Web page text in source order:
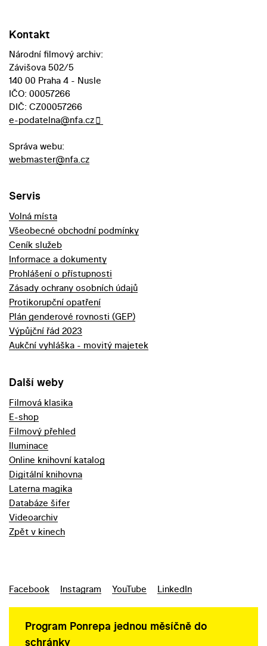
Kontakt
Národní filmový archiv:
Závišova 502/5
140 00 Praha 4 - Nusle
IČO: 00057266
DIČ: CZ00057266
e-podatelna@nfa.cz
Správa webu:
webmaster@nfa.cz
Servis
Volná místa
Všeobecné obchodní podmínky
Ceník služeb
Informace a dokumenty
Prohlášení o přístupnosti
Zásady ochrany osobních údajů
Protikorupční opatření
Plán genderové rovnosti (GEP)
Výpůjční řád 2023
Aukční vyhláška - movitý majetek
Další weby
Filmová klasika
E-shop
Filmový přehled
Iluminace
Online knihovní katalog
Digitální knihovna
Laterna magika
Databáze šifer
Videoarchiv
Zpět v kinech
Facebook Instagram YouTube LinkedIn
Program Ponrepa jednou měsíčně do
schránky